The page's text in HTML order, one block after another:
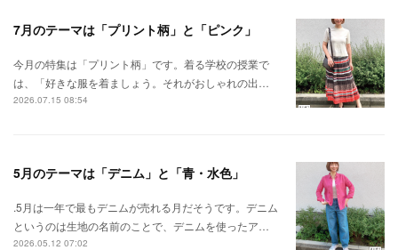
7月のテーマは「プリント柄」と「ピンク」
今月の特集は「プリント柄」です。着る学校の授業で
は、「好きな服を着ましょう。それがおしゃれの出…
2026.07.15 08:54
5月のテーマは「デニム」と「青・水色」
.5月は一年で最もデニムが売れる月だそうです。デニム
というのは生地の名前のことで、デニムを使ったア…
2026.05.12 07:02